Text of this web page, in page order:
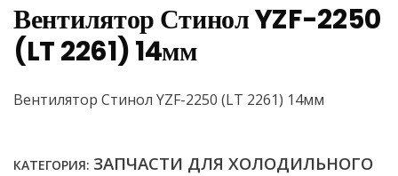
Вентилятор Стинол YZF-2250
(LT 2261) 14мм
Вентилятор Стинол YZF-2250 (LT 2261) 14мм
КАТЕГОРИЯ: ЗАПЧАСТИ ДЛЯ ХОЛОДИЛЬНОГО